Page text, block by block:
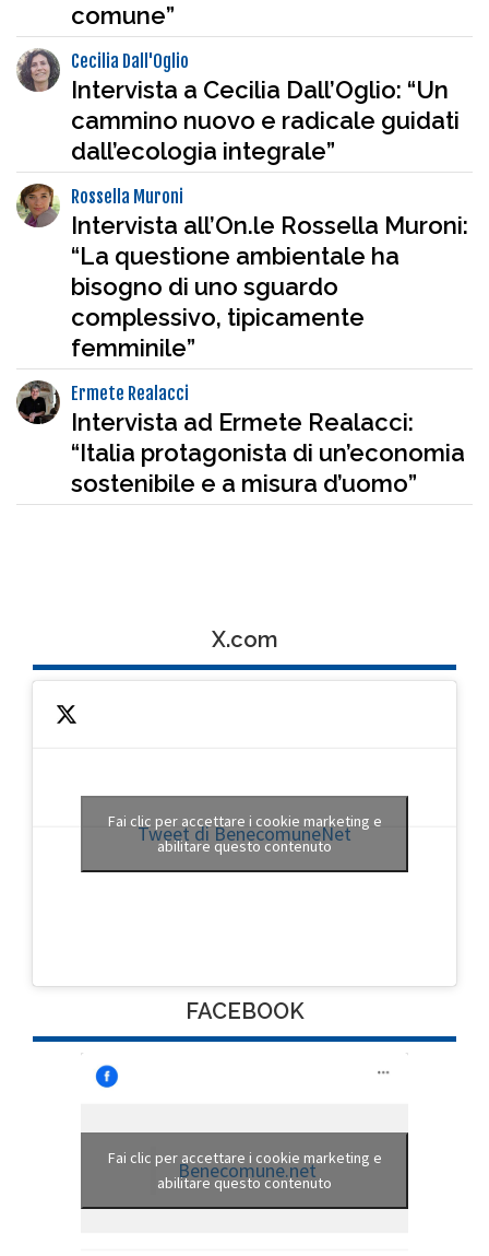
comune”
Cecilia Dall'Oglio
Intervista a Cecilia Dall’Oglio: “Un
cammino nuovo e radicale guidati
dall’ecologia integrale”
Rossella Muroni
Intervista all’On.le Rossella Muroni:
“La questione ambientale ha
bisogno di uno sguardo
complessivo, tipicamente
femminile”
Ermete Realacci
Intervista ad Ermete Realacci:
“Italia protagonista di un’economia
sostenibile e a misura d’uomo”
X.com
Tweet di BenecomuneNet
Fai clic per accettare i cookie marketing e
abilitare questo contenuto
FACEBOOK
Benecomune.net
Fai clic per accettare i cookie marketing e
abilitare questo contenuto